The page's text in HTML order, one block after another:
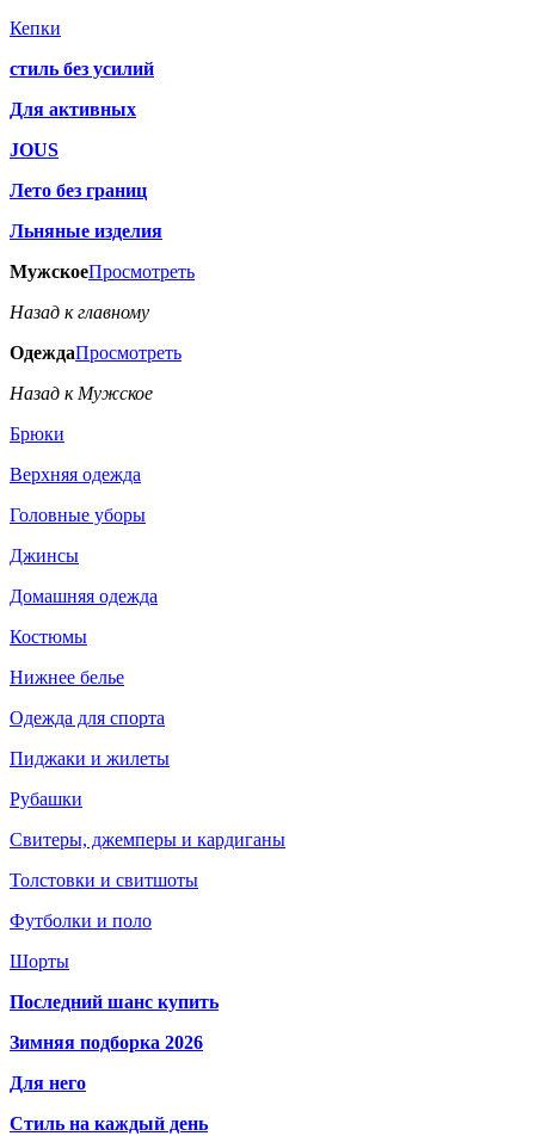
Кепки
стиль без усилий
Для активных
JOUS
Лето без границ
Льняные изделия
МужскоеПросмотреть
Назад к главному
ОдеждаПросмотреть
Назад к Мужское
Брюки
Верхняя одежда
Головные уборы
Джинсы
Домашняя одежда
Костюмы
Нижнее белье
Одежда для спорта
Пиджаки и жилеты
Рубашки
Свитеры, джемперы и кардиганы
Толстовки и свитшоты
Футболки и поло
Шорты
Последний шанс купить
Зимняя подборка 2026
Для него
Стиль на каждый день